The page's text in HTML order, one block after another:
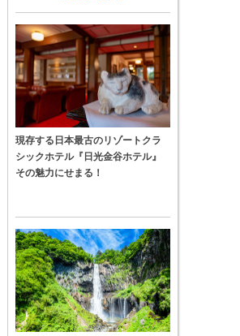
現存する日本最古のリゾートクラ
シックホテル『日光金谷ホテル』
その魅力にせまる！